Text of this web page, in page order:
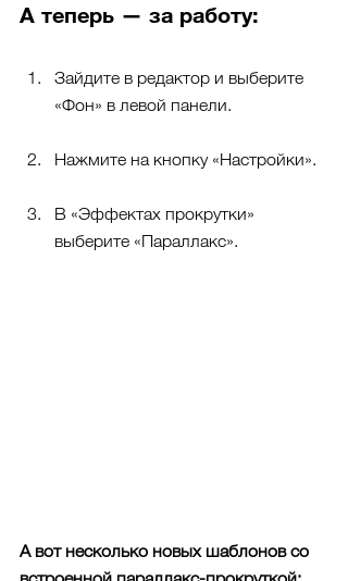
А теперь — за работу:
Зайдите в редактор и выберите
«Фон» в левой панели.
Нажмите на кнопку «Настройки».
В «Эффектах прокрутки»
выберите «Параллакс».
А вот несколько новых шаблонов со